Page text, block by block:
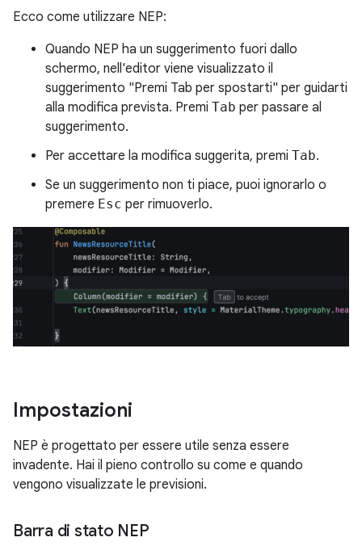
Ecco come utilizzare NEP:
Quando NEP ha un suggerimento fuori dallo
schermo, nell'editor viene visualizzato il
suggerimento "Premi Tab per spostarti" per guidarti
alla modifica prevista. Premi Tab per passare al
suggerimento.
Per accettare la modifica suggerita, premi Tab.
Se un suggerimento non ti piace, puoi ignorarlo o
premere Esc per rimuoverlo.
Impostazioni
NEP è progettato per essere utile senza essere
invadente. Hai il pieno controllo su come e quando
vengono visualizzate le previsioni.
Barra di stato NEP